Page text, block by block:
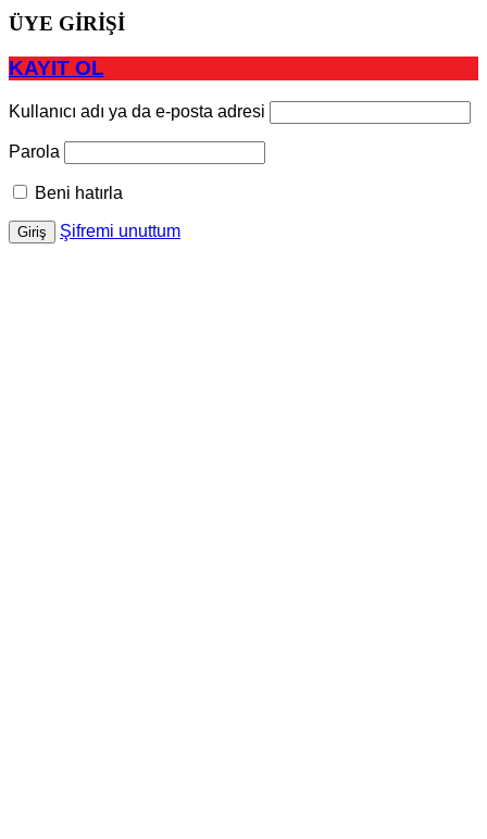
ÜYE GİRİŞİ
KAYIT OL
Kullanıcı adı ya da e-posta adresi
Parola
Beni hatırla
Şifremi unuttum